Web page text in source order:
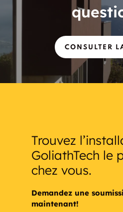
CONSULTER
Trouvez
GoliathTech le
chez vous.
Demandez une
maintenant!